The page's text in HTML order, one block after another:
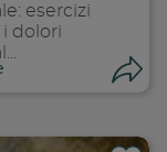
esercizi
dolori